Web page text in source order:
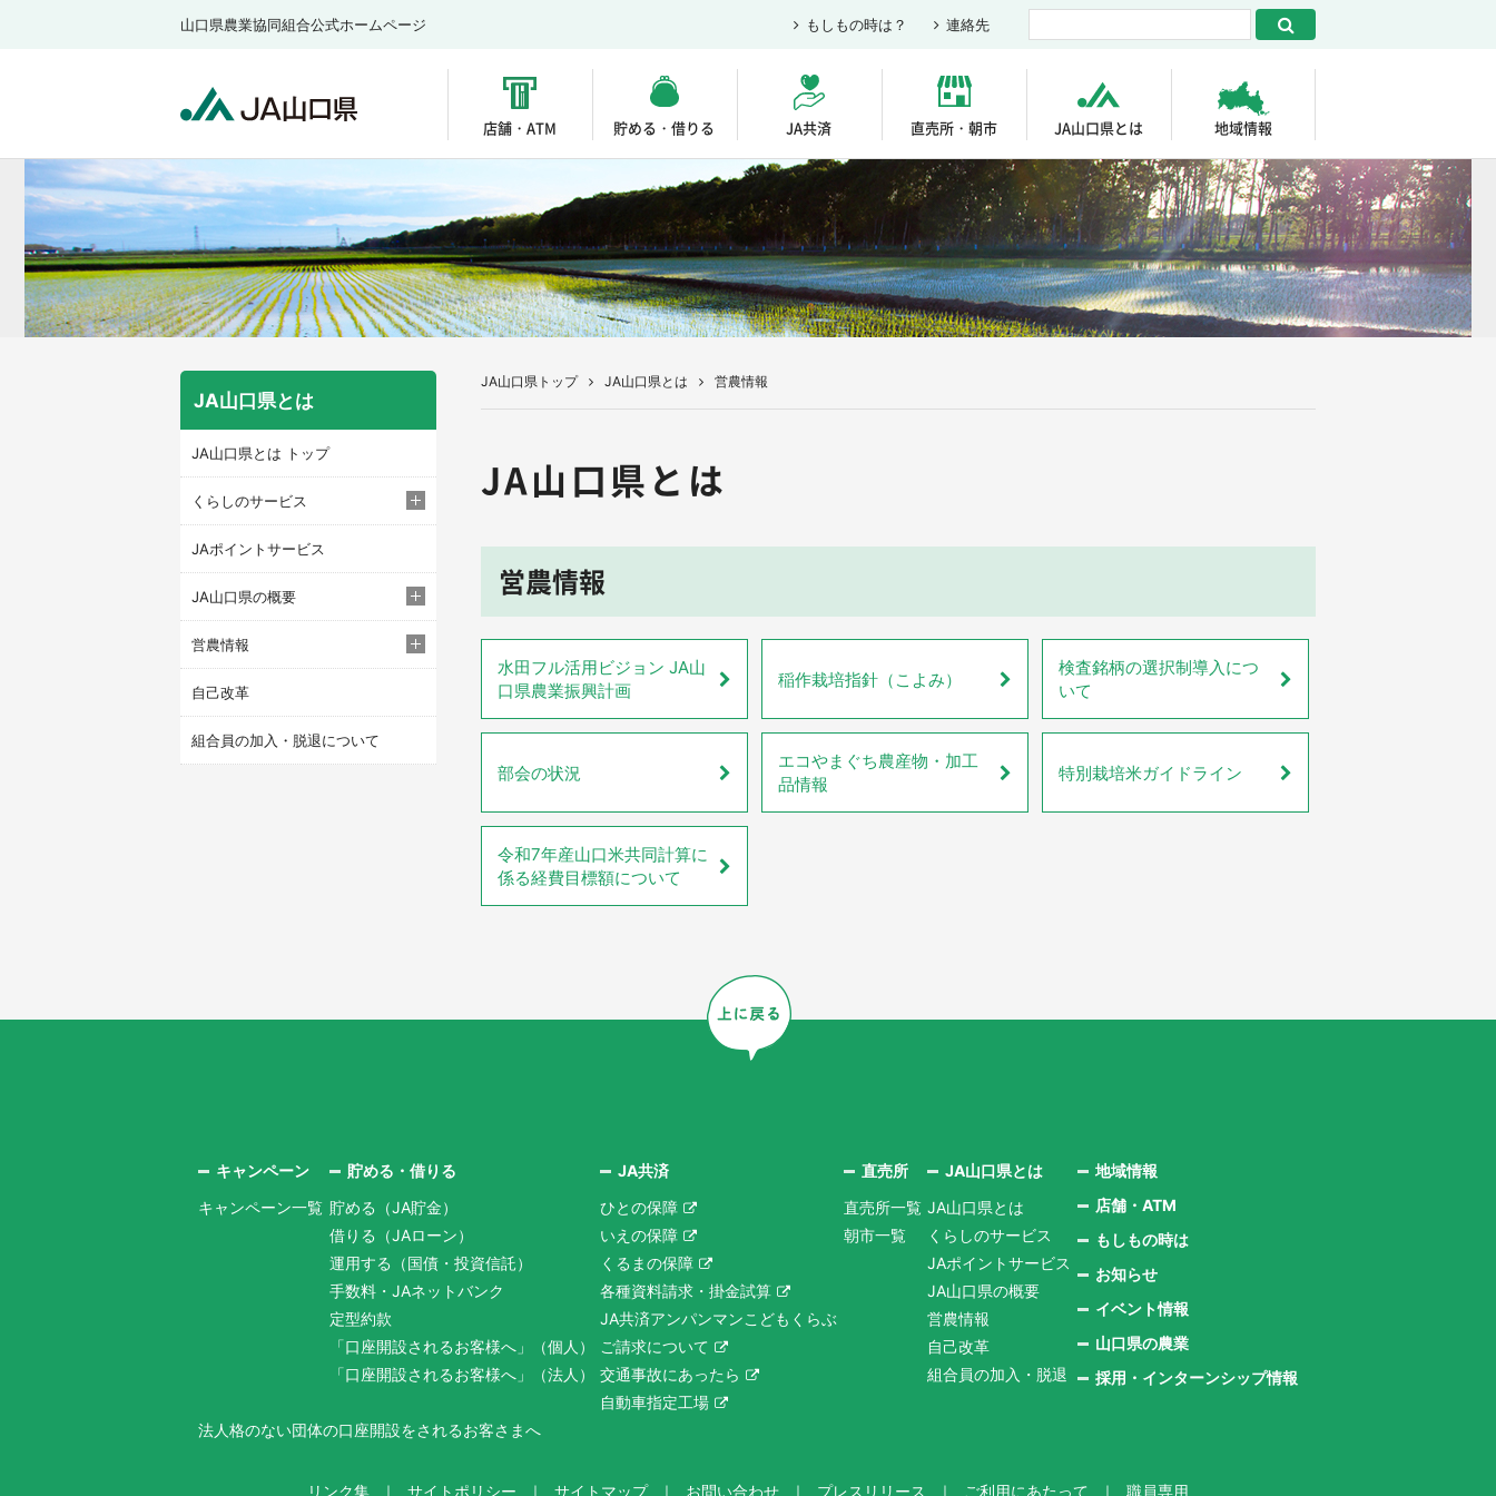
店舗・ATM 貯める・借りる JA共済 直売所・朝市 JA山口県とは 地域情報
山口県農業協同組合公式ホームページ もしもの時は？ 連絡先
JA山口県トップ JA山口県とは 営農情報
JA山口県とは
営農情報
水田フル活用ビジョン JA山
口県農業振興計画
稲作栽培指針（こよみ）
検査銘柄の選択制導入につ
いて
部会の状況
エコやまぐち農産物・加工
品情報
特別栽培米ガイドライン
令和7年産山口米共同計算に
係る経費目標額について
JA山口県とは
JA山口県とは トップ
くらしのサービス
JAポイントサービス
JA山口県の概要
営農情報
自己改革
組合員の加入・脱退について
キャンペーン
キャンペーン一覧
貯める・借りる
貯める（JA貯金）
借りる（JAローン）
運用する（国債・投資信託）
手数料・JAネットバンク
定型約款
「口座開設されるお客様へ」（個人）
「口座開設されるお客様へ」（法人）
JA共済
ひとの保障
いえの保障
くるまの保障
各種資料請求・掛金試算
JA共済アンパンマンこどもくらぶ
ご請求について
交通事故にあったら
自動車指定工場
直売所
直売所一覧
朝市一覧
JA山口県とは
JA山口県とは
くらしのサービス
JAポイントサービス
JA山口県の概要
営農情報
自己改革
組合員の加入・脱退
地域情報
店舗・ATM
もしもの時は
お知らせ
イベント情報
山口県の農業
採用・インターンシップ情報
法人格のない団体の口座開設をされるお客さまへ
リンク集 サイトポリシー サイトマップ お問い合わせ プレスリリース ご利用にあたって 職員専用